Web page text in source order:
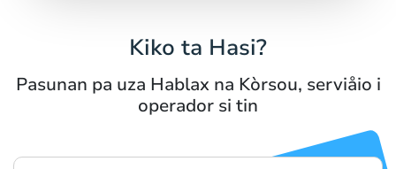
Kiko ta Hasi?
Pasunan pa uza Hablax na Kòrsou, serviåio i
operador si tin